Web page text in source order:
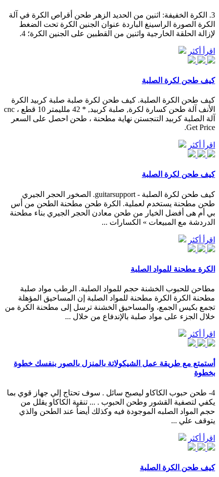
3. الكرة الخفيفة: اثنين من الحديد الزهر طحن أقراص الكرة في آلة
الكرة الصورة الراسينغ الباردة عنوان الجنين الكرة تحت الضغط
لإزالة الحلقة الخارجية واثنين من القطبين على الجنين الكرة؛ 4.
اقرأ أكثر
كيف طحن لكرة الصلبة
كيف طحن الكرة الصلبة. كيف طحن لكرة صلبة صلبة كربيد الكرة
الأنف آلة طحن كسارة لكرة, صلبة كربيد, * 42 ملليمتر 10 قطع ، cnc
آلة الصلبة كربيد التنجستن نهاية مطحنة ، طحن احصل على السعر
Get Price.
اقرأ أكثر
كيف طحن لكرة الصلبة
كيف طحن لكرة الصلبة - guitarsupport. الصخور الحجر الجيري
طحن مطحنة يستخدم لعملية. الكرة طحن مطحنة الطحن من أس
بي أم هى أفضل الخيار من طحن معادن الحجر الجيري بناء مطحنة
الدردشة مع المبيعات » الكسارات ...
اقرأ أكثر
الكرة مطحنة للمواد الصلبة
مطاحن للحبوب الخشنة حجم للمواد الصلبة. الرطب مواد صلبة
مطحنة الكرة الكرة مطحنة للمواد الصلبة إن المساحيق المؤهلة
تجمع بكيس الجمع، والمساحيق الخشنة ترسل إلى مطحنة الكرة من
خلال الجزء على مواد صلبة بالإندفاع من خلال ...
اقرأ أكثر
أستمتع مع طريقة عمل الشيكولاتة بالمنزل بالصور بنفسك خطوة
بخطوة
4- طحن حبوب الكاكاو ليصبح سائل . سوف تحتاج إلي جهاز قوي بما
يكفي لتصفية القشور وطحن الحبوب . ... تنقية الكاكاو يقلل من
حجم المواد الصلبه الموجودة فيه وكذلك أيضاٌ عند الطحن والذي
يتوقف علي ...
اقرأ أكثر
كيف طحن الكرة الصلبة